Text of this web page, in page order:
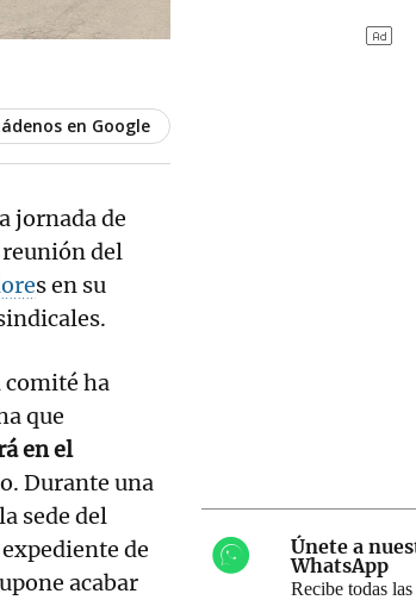
en Google
jornada de
reunión del
s en su
comité ha
que
en el
Durante una
sede del
de
acabar
Únete a
WhatsApp
Recibe todas